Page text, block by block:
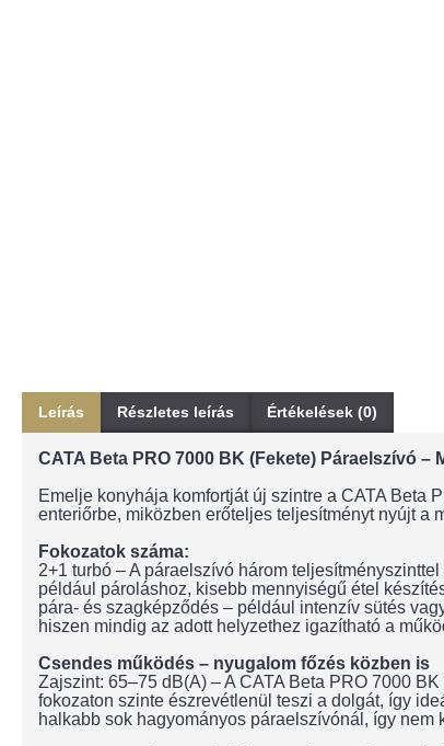
Leírás Részletes leírás Értékelések (0)
CATA Beta PRO 7000 BK (Fekete) Páraelszívó
Emelje konyhája komfortját új szintre a CATA Beta
enteriőrbe, miközben erőteljes teljesítményt nyújt a
Fokozatok száma:
2+1 turbó – A páraelszívó három
például pároláshoz, kisebb mennyiségű étel
pára- és szagképződés – például intenzív sütés
hiszen mindig az adott helyzethez igazítható a
Csendes működés – nyugalom főzés közben is
Zajszint: 65–75 dB(A) – A CATA Beta PRO 7000
fokozaton szinte észrevétlenül teszi a dolgát, így
halkabb sok hagyományos páraelszívónál, így